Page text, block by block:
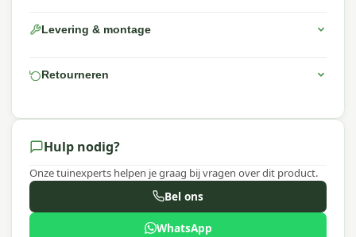
Levering & montage
Retourneren
Hulp nodig?
Onze tuinexperts helpen je graag bij vragen over dit product.
Bel ons
WhatsApp